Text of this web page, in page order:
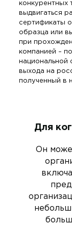
конкурентных
выдвигаться
сертификаты
образца или
при
компанией –
национальной
выхода на
полученный в
Для
Он